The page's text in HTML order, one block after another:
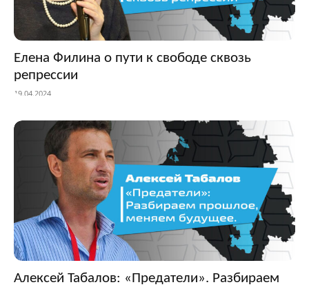
Елена Филина о пути к свободе сквозь
репрессии
19.04.2024
Алексей Табалов: «Предатели». Разбираем